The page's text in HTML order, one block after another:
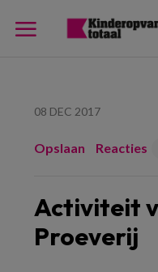
08 DEC 2017
Opslaan Reacties
Activiteit
Proeverij